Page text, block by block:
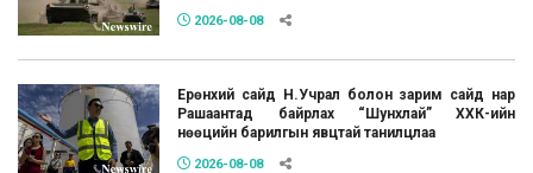
2026-08-08
Ерөнхий сайд Н.Учрал болон зарим сайд нар
Рашаантад байрлах “Шунхлай” ХХК-ийн
нөөцийн барилгын явцтай танилцлаа
2026-08-08